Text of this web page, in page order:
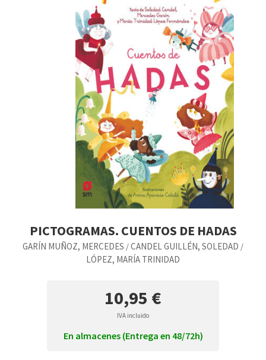
PICTOGRAMAS. CUENTOS DE HADAS
GARÍN MUÑOZ, MERCEDES /CANDEL GUILLÉN, SOLEDAD /
LÓPEZ, MARÍA TRINIDAD
10,95 €
IVA incluido
En almacenes (Entrega en 48/72h)